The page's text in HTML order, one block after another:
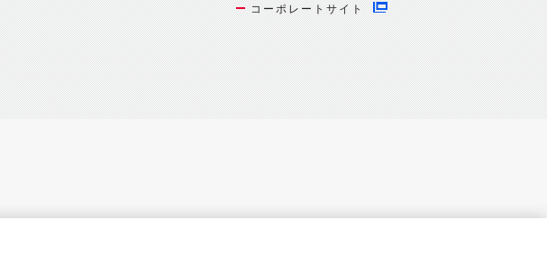
コーポレートサイト